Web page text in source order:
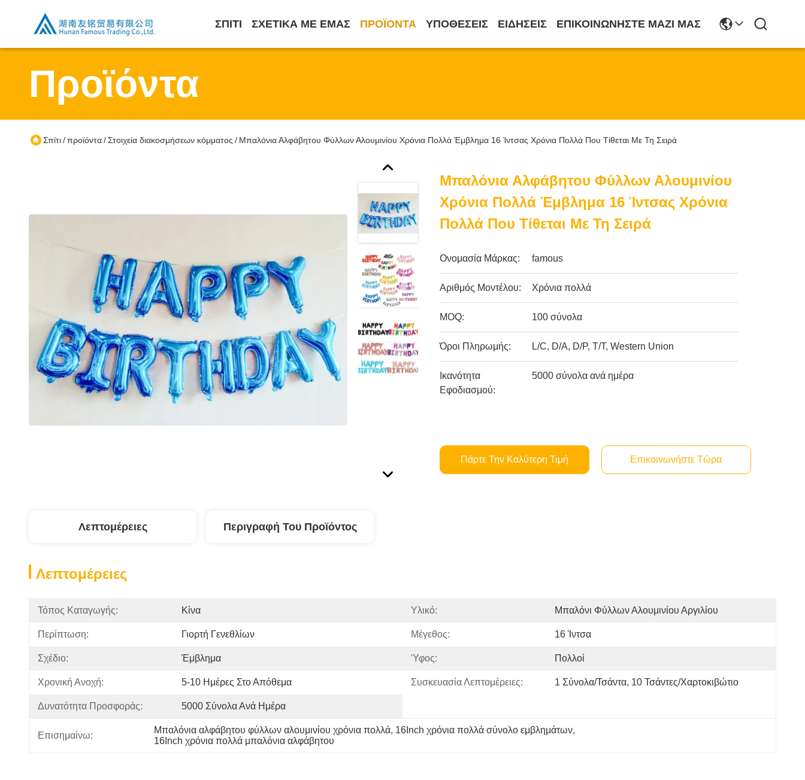
ΣΠΊΤΙ ΣΧΕΤΙΚΆ ΜΕ ΕΜΆΣ ΠΡΟΪΌΝΤΑ ΥΠΟΘΈΣΕΙΣ ΕΙΔΉΣΕΙΣ ΕΠΙΚΟΙΝΩΝΉΣΤΕ ΜΑΖΊ ΜΑΣ
Προϊόντα
Σπίτι/προϊόντα/Στοιχεία διακοσμήσεων κόμματος / Μπαλόνια Αλφάβητου Φύλλων Αλουμινίου Χρόνια Πολλά Έμβλημα 16 Ίντσας Χρόνια Πολλά Που Τίθεται Με Τη Σειρά
Μπαλόνια Αλφάβητου Φύλλων Αλουμινίου
Χρόνια Πολλά Έμβλημα 16 Ίντσας Χρόνια
Πολλά Που Τίθεται Με Τη Σειρά
Ονομασία Μάρκας: famous
Αριθμός Μοντέλου: Χρόνια πολλά
MOQ: 100 σύνολα
Όροι Πληρωμής: L/C, D/A, D/P, T/T, Western Union
Ικανότητα
Εφοδιασμού:
5000 σύνολα ανά ημέρα
Πάρτε Την Καλύτερη Τιμή Επικοινωνήστε Τώρα
Λεπτομέρειες Περιγραφή Του Προϊόντος
Λεπτομέρειες
Τόπος Καταγωγής: Κίνα Υλικό: Μπαλόνι Φύλλων Αλουμινίου Αργιλίου
Περίπτωση: Γιορτή Γενεθλίων Μέγεθος: 16 Ίντσα
Σχέδιο: Έμβλημα Ύφος: Πολλοί
Χρονική Ανοχή: 5-10 Ημέρες Στο Απόθεμα Συσκευασία Λεπτομέρειες: 1 Σύνολα/τσάντα, 10 Τσάντες/χαρτοκιβώτιο
Δυνατότητα Προσφοράς: 5000 Σύνολα Ανά Ημέρα
Επισημαίνω:
Μπαλόνια αλφάβητου φύλλων αλουμινίου χρόνια πολλά, 16Inch χρόνια πολλά σύνολο εμβλημάτων,
16Inch χρόνια πολλά μπαλόνια αλφάβητου